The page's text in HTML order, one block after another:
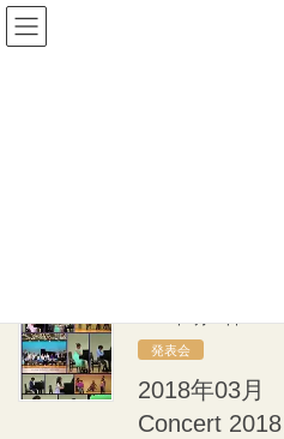
コ
ン
ナ
ビ
発表会
2018年03月
Concert 2018